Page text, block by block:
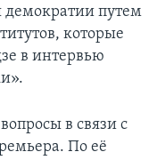
демократии путем
которые
в интервью
в связи с
По её